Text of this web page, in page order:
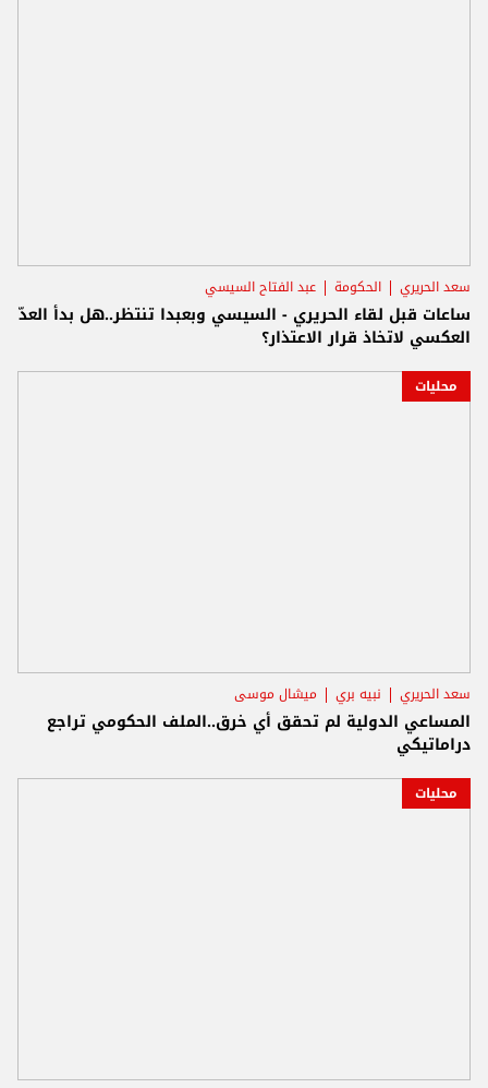
سعد الحريري الحكومة عبد الفتاح السيسي
ساعات قبل لقاء الحريري - السيسي وبعبدا تنتظر..هل بدأ العدّ
العكسي لاتخاذ قرار الاعتذار؟
محليات
سعد الحريري نبيه بري ميشال موسى
المساعي الدولية لم تحقق أي خرق..الملف الحكومي تراجع
دراماتيكي
محليات